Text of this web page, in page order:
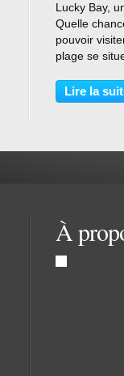
Lucky Bay,
Quelle
pouvoir
plage se
éclatant, une
Lire la
À